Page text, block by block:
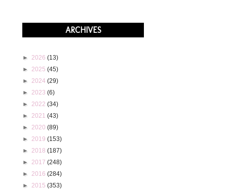
ARCHIVES
►2026(13)
►2025(45)
►2024(29)
►2023(6)
►2022(34)
►2021(43)
►2020(89)
►2019(153)
►2018(187)
►2017(248)
►2016(284)
►2015(353)